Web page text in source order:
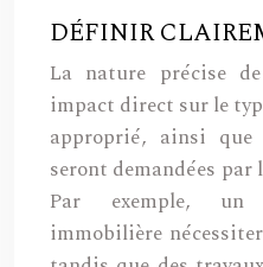
DÉFINIR
La nature précise
impact direct sur le
approprié, ainsi
seront demandées
Par exemple, un
immobilière